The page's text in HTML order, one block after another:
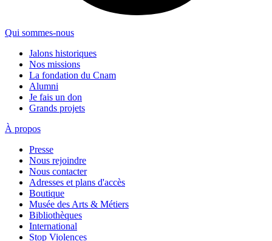
Qui sommes-nous
Jalons historiques
Nos missions
La fondation du Cnam
Alumni
Je fais un don
Grands projets
À propos
Presse
Nous rejoindre
Nous contacter
Adresses et plans d'accès
Boutique
Musée des Arts & Métiers
Bibliothèques
International
Stop Violences